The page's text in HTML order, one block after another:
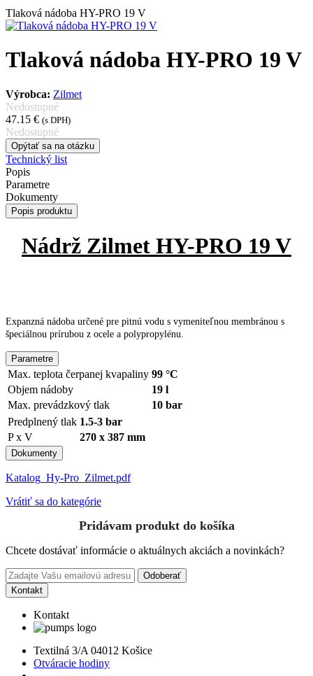
Tlaková nádoba HY-PRO 19 V
Tlaková nádoba HY-PRO 19 V
Výrobca: Zilmet
Nedostupné
47.15 € (s DPH)
Nedostupné
Opýtať sa na otázku
Technický list
Popis
Parametre
Dokumenty
Popis produktu
Nádrž Zilmet HY-PRO 19 V
Expanzná nádoba určené pre pitnú vodu s vymeniteľnou membránou s
špeciálnou prírubou z ocele a polypropylénu.
Parametre
Max. teplota čerpanej kvapaliny 99 °C
Objem nádoby
19 l
Max. prevádzkový tlak
10 bar
Predplnený tlak 1.5-3 bar
P x V
270 x 387 mm
Dokumenty
Katalog_Hy-Pro_Zilmet.pdf
Vrátiť sa do kategórie
Pridávam produkt do košíka
Chcete dostávať informácie o aktuálnych akciách a novinkách?
Odoberať
Kontakt
Kontakt
Textilná 3/A 04012 Košice
Otváracie hodiny